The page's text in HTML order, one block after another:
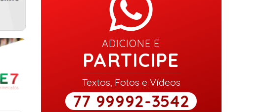
ADICIONE E
PARTICIPE
Textos, Fotos e Vídeos
77 99992-3542